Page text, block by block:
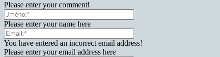
Please enter your comment!
Please enter your name here
You have entered an incorrect email address!
Please enter your email address here